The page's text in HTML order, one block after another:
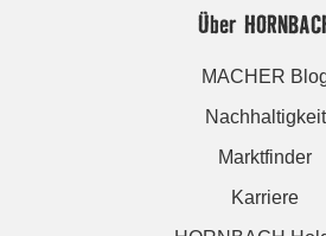
Über
MACHER
Nachhaltigkeit
Marktfinder
Karriere